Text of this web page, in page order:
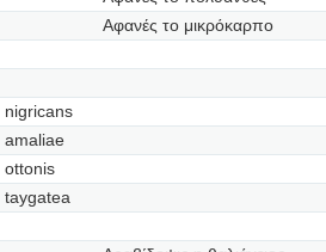
Αφανές το μικρόκαρπο
nigricans
amaliae
ottonis
taygatea